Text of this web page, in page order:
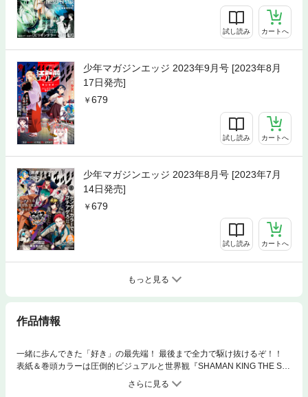
試し読み カートへ
少年マガジンエッジ 2023年9月号 [2023年8月
17日発売]
679
試し読み カートへ
少年マガジンエッジ 2023年8月号 [2023年7月
14日発売]
679
試し読み カートへ
もっと見る
作品情報
一緒に歩んできた「好き」の最先端！ 最後まで全力で駆け抜けるぞ！！
表紙＆巻頭カラーは圧倒的ビジュアルと世界観『SHAMAN KING THE SU
PER STAR』。センターカラーは超話題のアイドルコミック『私をセンタ
ーにすると誓いますか？』。堂々完結の青春王道ピアノストーリー『左手